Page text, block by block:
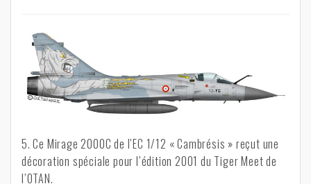
5. Ce Mirage 2000C de l’EC 1/12 « Cambrésis » reçut une
décoration spéciale pour l’édition 2001 du Tiger Meet de
l’OTAN.